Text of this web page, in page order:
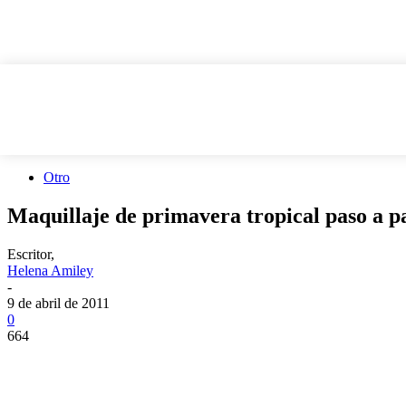
Otro
Maquillaje de primavera tropical paso a
Escritor,
Helena Amiley
-
9 de abril de 2011
0
664